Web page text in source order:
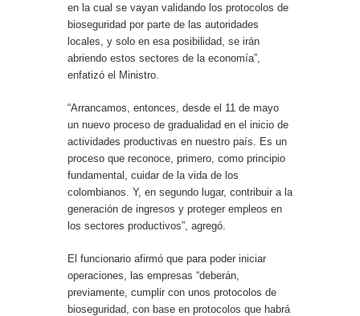
en la cual se vayan validando los protocolos de
bioseguridad por parte de las autoridades
locales, y solo en esa posibilidad, se irán
abriendo estos sectores de la economía”,
enfatizó el Ministro.
“Arrancamos, entonces, desde el 11 de mayo
un nuevo proceso de gradualidad en el inicio de
actividades productivas en nuestro país. Es un
proceso que reconoce, primero, como principio
fundamental, cuidar de la vida de los
colombianos. Y, en segundo lugar, contribuir a la
generación de ingresos y proteger empleos en
los sectores productivos”, agregó.
El funcionario afirmó que para poder iniciar
operaciones, las empresas “deberán,
previamente, cumplir con unos protocolos de
bioseguridad, con base en protocolos que habrá